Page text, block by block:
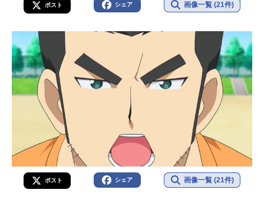
ポスト シェア 画像一覧 (21件)
ポスト シェア 画像一覧 (21件)